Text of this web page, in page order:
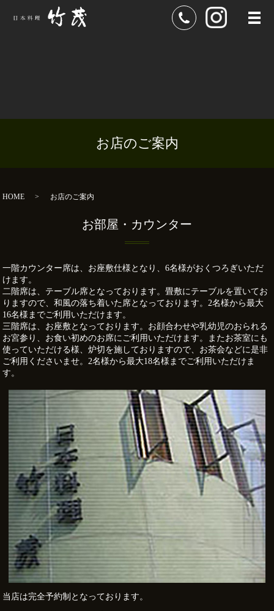
メ
お店のご案内
HOME お店のご案内
お部屋・カウンター
一階カウンター席は、お座敷仕様となり、6名様がおくつろぎいただ
けます。
二階席は、テーブル席となっております。畳敷にテーブルを置いてお
りますので、和風の落ち着いた席となっております。2名様から最大
16名様までご利用いただけます。
三階席は、お座敷となっております。お顔合わせや乳幼児のおられる
お宮参り、お食い初めのお席にご利用いただけます。またお茶室にも
使っていただける様、炉切を施しておりますので、お茶会などに是非
ご利用くださいませ。2名様から最大18名様までご利用いただけま
す。
当店は完全予約制となっております。